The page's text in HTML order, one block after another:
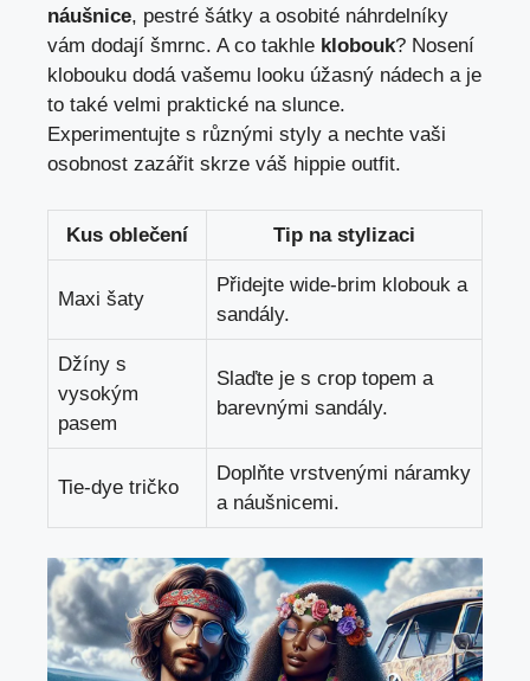
náušnice,​ pestré šátky a osobité ‍náhrdelníky
vám dodají​ šmrnc. A co takhle klobouk? Nosení
klobouku dodá vašemu looku úžasný nádech​ a je
to⁤ také velmi ⁢praktické ⁣na slunce.
Experimentujte s ‌různými styly a nechte vaši
osobnost zazářit ‍skrze váš hippie outfit.
Kus oblečení Tip na stylizaci
Maxi šaty
Přidejte ⁤wide-brim ⁢klobouk​ a
sandály.
Džíny s
vysokým
pasem
Slaďte⁢ je s crop topem a
barevnými sandály.
Tie-dye tričko
Doplňte vrstvenými ‌náramky
a náušnicemi.